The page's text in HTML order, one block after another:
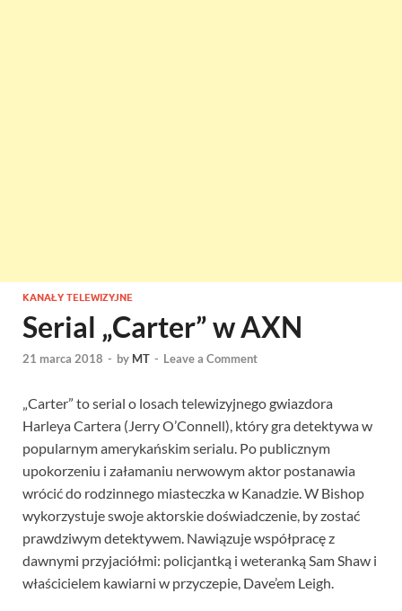
KANAŁY TELEWIZYJNE
Serial „Carter” w AXN
21 marca 2018 - by MT - Leave a Comment
„Carter” to serial o losach telewizyjnego gwiazdora
Harleya Cartera (Jerry O’Connell), który gra detektywa w
popularnym amerykańskim serialu. Po publicznym
upokorzeniu i załamaniu nerwowym aktor postanawia
wrócić do rodzinnego miasteczka w Kanadzie. W Bishop
wykorzystuje swoje aktorskie doświadczenie, by zostać
prawdziwym detektywem. Nawiązuje współpracę z
dawnymi przyjaciółmi: policjantką i weteranką Sam Shaw i
właścicielem kawiarni w przyczepie, Dave’em Leigh.